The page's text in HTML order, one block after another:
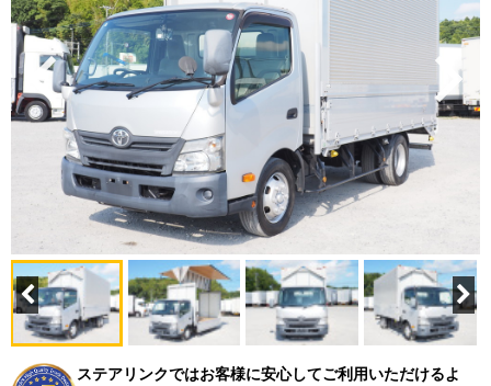
ステアリンクではお客様に安心してご利用いただけるよ